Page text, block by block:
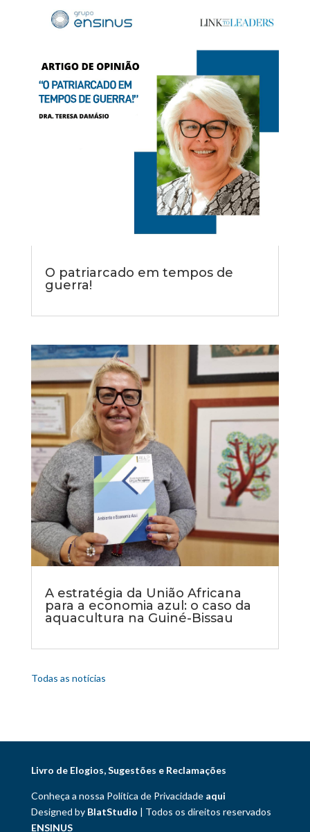
O patriarcado em tempos de
guerra!
A estratégia da União Africana
para a economia azul: o caso da
aquacultura na Guiné-Bissau
Todas as notícias
Livro de Elogios, Sugestões e Reclamações
Conheça a nossa Política de Privacidade aqui
Designed by BlatStudio | Todos os direitos reservados
ENSINUS